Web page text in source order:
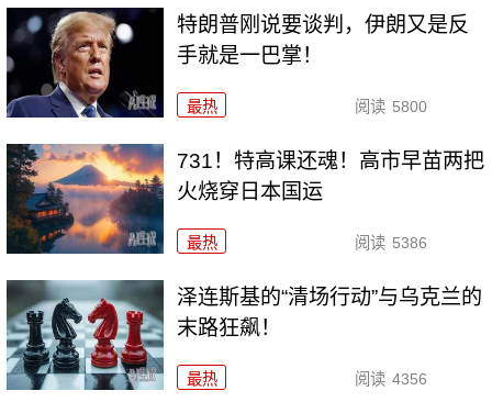
特朗普刚说要谈判，伊朗又是反
手就是一巴掌！
最热 阅读 5800
731！特高课还魂！高市早苗两把
火烧穿日本国运
最热 阅读 5386
泽连斯基的“清场行动”与乌克兰的
末路狂飙！
最热 阅读 4356